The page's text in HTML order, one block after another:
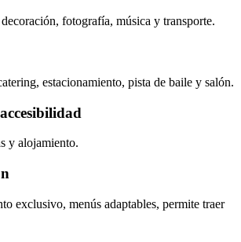
fotografía, música y transporte.
estacionamiento, pista de baile y salón.
y alojamiento.
exclusivo, menús adaptables, permite traer